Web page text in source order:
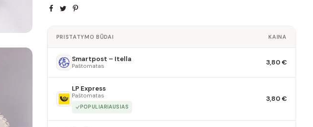
PRISTATYMO BŪDAI KAINA
Smartpost – Itella
Paštomatas 3,80 €
LP Express
Paštomatas
POPULIARIAUSIAS
3,80 €